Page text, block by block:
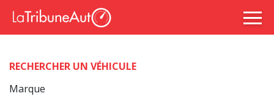
RECHERCHER UN VÉHICULE
Marque